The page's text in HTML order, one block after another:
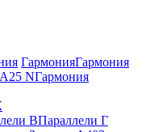
ГармонияГармония
NГармония
ВПараллели Г